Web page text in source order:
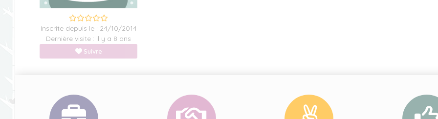
Inscrite depuis le : 24/10/2014
Dernière visite : il y a 8 ans
Suivre